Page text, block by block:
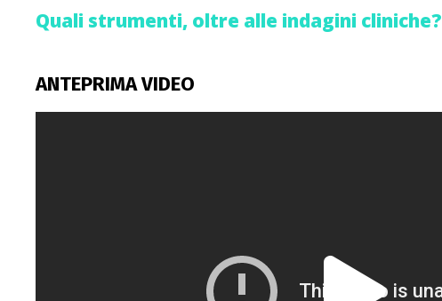
Quali strumenti, oltre alle indagini cliniche?
ANTEPRIMA VIDEO